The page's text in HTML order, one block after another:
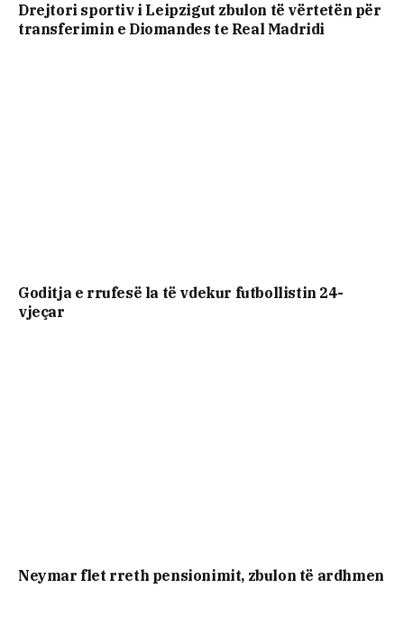
Drejtori sportiv i Leipzigut zbulon të vërtetën për
transferimin e Diomandes te Real Madridi
Goditja e rrufesë la të vdekur futbollistin 24-
vjeçar
Neymar flet rreth pensionimit, zbulon të ardhmen